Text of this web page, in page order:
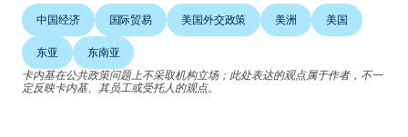
中国经济 国际贸易 美国外交政策 美洲 美国
东亚
东南亚
卡内基在公共政策问题上不采取机构立场；此处表达的观点属于作者，不一
定反映卡内基、其员工或受托人的观点。